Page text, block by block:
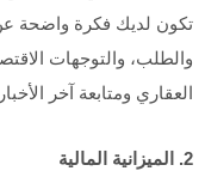
تكون لديك فكرة واضحة
والطلب، والتوجهات
العقاري ومتابعة آخر
2. الميزانية المالية